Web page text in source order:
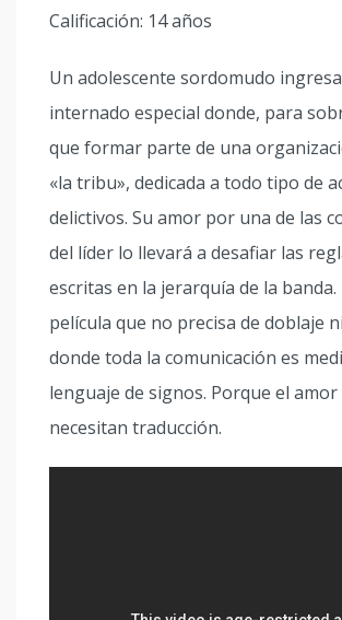
Calificación: 14 años
Un adolescente sordomudo
internado especial donde, para
que formar parte de una
«la tribu», dedicada a todo tipo de
delictivos. Su amor por una de las
del líder lo llevará a desafiar las
escritas en la jerarquía de la banda.
película que no precisa de doblaje
donde toda la comunicación es
lenguaje de signos. Porque el
necesitan traducción.